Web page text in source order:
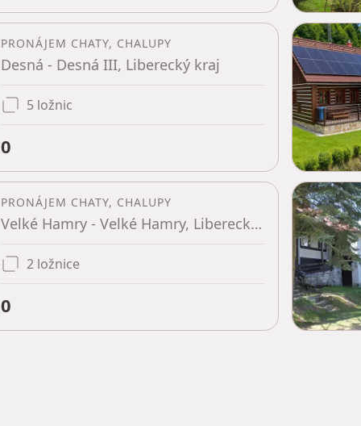
PRONÁJEM CHATY, CHALUPY
Desná - Desná III, Liberecký kraj
5 ložnic
0
PRONÁJEM CHATY, CHALUPY
Velké Hamry - Velké Hamry, Liberecký kraj
2 ložnice
0